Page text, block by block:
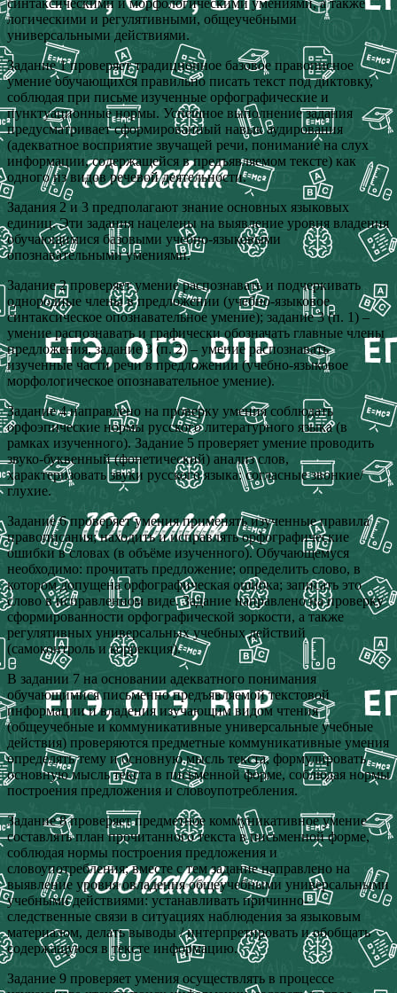
синтаксическими и морфологическими умениями, а также
логическими и регулятивными, общеучебными
универсальными действиями.
Задание 1 проверяет традиционное базовое правописное
умение обучающихся правильно писать текст под диктовку,
соблюдая при письме изученные орфографические и
пунктуационные нормы. Успешное выполнение задания
предусматривает сформированный навык аудирования
(адекватное восприятие звучащей речи, понимание на слух
информации, содержащейся в предъявляемом тексте) как
одного из видов речевой деятельности.
Задания 2 и 3 предполагают знание основных языковых
единиц. Эти задания нацелены на выявление уровня владения
обучающимися базовыми учебно-языковыми
опознавательными умениями.
Задание 2 проверяет умение распознавать и подчеркивать
однородные члены в предложении (учебно-языковое
синтаксическое опознавательное умение); задание 3 (п. 1) –
умение распознавать и графически обозначать главные члены
предложения, задание 3 (п. 2) – умение распознавать
изученные части речи в предложении (учебно-языковое
морфологическое опознавательное умение).
Задание 4 направлено на проверку умения соблюдать
орфоэпические нормы русского литературного языка (в
рамках изученного). Задание 5 проверяет умение проводить
звуко-буквенный (фонетический) анализ слов,
характеризовать звуки русского языка: согласные звонкие/
глухие.
Задание 6 проверяет умения применять изученные правила
правописания; находить и исправлять орфографические
ошибки в словах (в объёме изученного). Обучающемуся
необходимо: прочитать предложение; определить слово, в
котором допущена орфографическая ошибка; записать это
слово в исправленном виде. Задание направлено на проверку
сформированности орфографической зоркости, а также
регулятивных универсальных учебных действий
(самоконтроль и коррекция).
В задании 7 на основании адекватного понимания
обучающимися письменно предъявляемой текстовой
информации и владения изучающим видом чтения
(общеучебные и коммуникативные универсальные учебные
действия) проверяются предметные коммуникативные умения
определять тему и основную мысль текста, формулировать
основную мысль текста в письменной форме, соблюдая нормы
построения предложения и словоупотребления.
Задание 8 проверяет предметное коммуникативное умение
составлять план прочитанного текста в письменной форме,
соблюдая нормы построения предложения и
словоупотребления; вместе с тем задание направлено на
выявление уровня овладения общеучебными универсальными
учебными действиями: устанавливать причинно-
следственные связи в ситуациях наблюдения за языковым
материалом, делать выводы / интерпретировать и обобщать
содержащуюся в тексте информацию.
Задание 9 проверяет умения осуществлять в процессе